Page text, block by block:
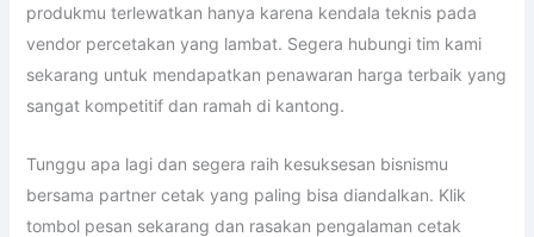
produkmu terlewatkan hanya karena kendala teknis pada
vendor percetakan yang lambat. Segera hubungi tim kami
sekarang untuk mendapatkan penawaran harga terbaik yang
sangat kompetitif dan ramah di kantong.
Tunggu apa lagi dan segera raih kesuksesan bisnismu
bersama partner cetak yang paling bisa diandalkan. Klik
tombol pesan sekarang dan rasakan pengalaman cetak